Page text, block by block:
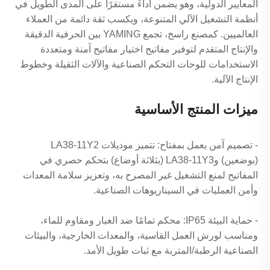
المعايير الدولية، وهو يضمن أداءً مستقرًا على المدى الطويل في
أنظمة التشغيل الآلي المتنوعة، ويكسب ثقة دائمة من العملاء
العالميين. كمصنع راسخ، تجمع YAMING بين الحرفية الدقيقة
والإنتاج المتقدم لتوفير مفاتيح اختيار مفاتيح آمنة ومتعددة
الاستخدامات للوحات التحكم الصناعية والآلات الثقيلة وخطوط
الإنتاج الآلية.
ميزات المنتج الأساسية
- تصميم آمن يعمل بمفتاح: تتميز موديلات LA38-11Y2
(بوضعين) وLA38-11Y3 (بثلاثة أوضاع) بتحكم حصري في
المفاتيح لمنع التشغيل غير المصرح به، وتعزيز سلامة المعدات
وأمن العمليات في السيناريوهات الصناعية.
- حماية البيئة IP65: محكم تمامًا ضد الغبار ومقاوم للماء،
ومناسب لورش العمل القاسية، والمعدات الخارجية، والبيئات
الصناعية الرطبة/المتربة مع ثبات طويل الأمد.